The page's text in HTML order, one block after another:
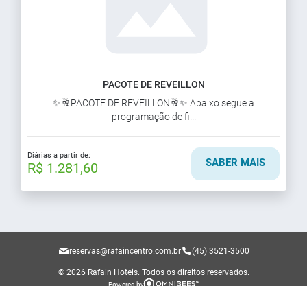
PACOTE DE REVEILLON
✨🥂PACOTE DE REVEILLON🥂✨ Abaixo segue a
programação de fi...
Diárias a partir de:
R$ 1.281,60 SABER MAIS
reservas@rafaincentro.com.br (45) 3521-3500
© 2026 Rafain Hoteis. Todos os direitos reservados.
Powered by